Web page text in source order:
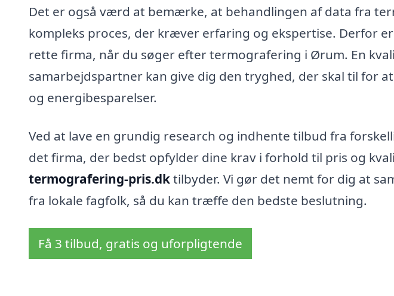
Det er også værd at bemærke, at behandlingen af data fra
kompleks proces, der kræver erfaring og ekspertise. Derfor
rette firma, når du søger efter termografering i Ørum. En
samarbejdspartner kan give dig den tryghed, der skal til for
og energibesparelser.
Ved at lave en grundig research og indhente tilbud fra
det firma, der bedst opfylder dine krav i forhold til pris og
termografering-pris.dktilbyder. Vi gør det nemt for dig at
fra lokale fagfolk, så du kan træffe den bedste beslutning.
Få 3 tilbud, gratis og uforpligtende